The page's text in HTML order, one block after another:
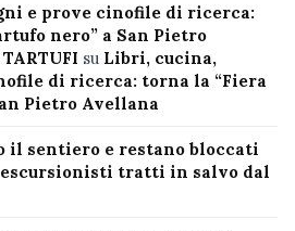
e prove cinofile di ricerca:
nero” a San Pietro
su Libri, cucina,
di ricerca: torna la “Fiera
Pietro Avellana
il sentiero e restano bloccati
escursionisti tratti in salvo dal